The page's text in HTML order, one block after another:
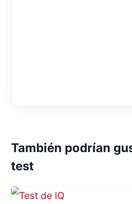
También podrían
test